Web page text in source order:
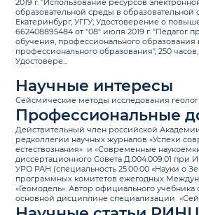
2019 г. "Использование ресурсов
образовательной среды в образовательной
Екатеринбург, УГГУ; Удостоверение о
662408895484 от "08" июля 2019 г. "Педагог
обучения, профессионального образования
профессионального образования", 250 часов,
Удостовере...
Научные интересы
Сейсмические методы исследования
Профессиональные
Действительный член российской
редколлегии научных журналов «Успехи
естествознания» и «Современные
диссертационного Совета Д.004.009.01 при
УРО РАН (специальность 25.00.00 «Науки о
программных комитетов ежегодных
«Геомодель». Автор официального
основной дисциплине специализации